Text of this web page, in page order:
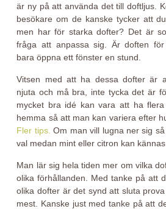
är ny på att använda det till doftljus.
besökare om de kanske tycker att
men har för starka dofter? Det är
fråga att anpassa sig. Är doften
bara öppna ett fönster en stund.
Vitsen med att ha dessa dofter är
njuta och må bra, inte tycka det är
mycket bra idé kan vara att ha
hemma så att man kan variera efter
Fler tips. Om man vill lugna ner sig
val medan mint eller citron kan kännas
Man lär sig hela tiden mer om vilka
olika förhållanden. Med tanke på att
olika dofter är det synd att sluta
mest. Kanske just med tanke på att